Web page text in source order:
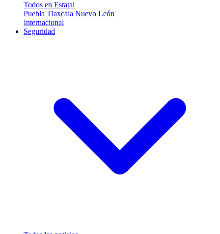
Todos en Estatal
Puebla Tlaxcala Nuevo León
Internacional
Seguridad